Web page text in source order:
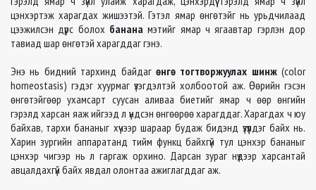
цэнхэртэж харагдах жишээтэй. Гэтэл ямар өнгөтэйг нь урьдчилаад
цээжилсэн дүрс болох банана мэтийг ямар ч ягаавтар гэрлэн дор
тавиад шар өнгөтэй харагддаг гэнэ.
Энэ нь бидний тархинд байдаг өнгө тогтворжуулах шинж(color
homeostasis) гэдэг хуурмаг үзэгдэлтэй холбоотой аж. Өөрийн гэсэн
өнгөтэйгөөр ухамсарт суусан аливаа биетийг ямар ч өөр өнгийн
гэрэлд харсан яаж ийгээд л үндсэн өнгөөрөө харагддаг. Харагдах ч юу
байхав, тархи бананыг хүчээр шараар будаж бидэнд үзүүлдэг байх нь.
Харин зургийн аппаратанд тийм функц байхгүй тул цэнхэр бананыг
цэнхэр чигээр нь л гаргаж орхино. Дарсан зураг нүдээр харсантай
авцалдахгүй байх явдал олонтаа ажиглагддаг аж.